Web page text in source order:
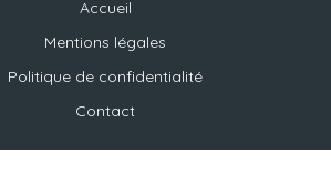
Accueil
Mentions légales
Politique de confidentialité
Contact